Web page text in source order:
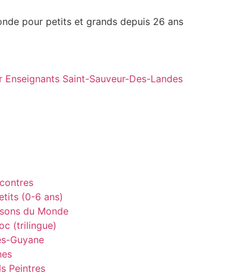
pour petits et grands depuis 26 ans
(0-6 ans)
du Monde
(trilingue)
Guyane
Peintres